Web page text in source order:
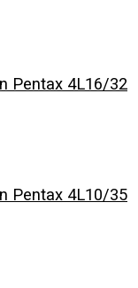
Pentax 4L16/32
Pentax 4L10/35